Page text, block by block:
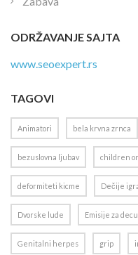
ODRŽAVANJE SAJTA
www.seoexpert.rs
TAGOVI
Animatori bela krvna zrnca
bezuslovna ljubav children
deformiteti kicme Dečije
Dvorske lude Emisije za decu
Genitalni herpes grip